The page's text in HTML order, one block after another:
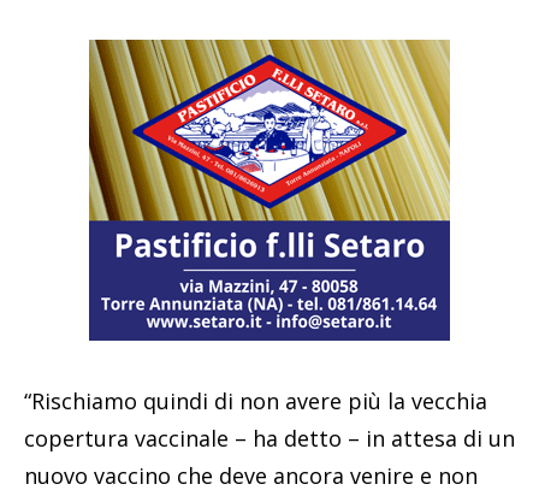
“Rischiamo quindi di non avere più la vecchia
copertura vaccinale – ha detto – in attesa di un
nuovo vaccino che deve ancora venire e non